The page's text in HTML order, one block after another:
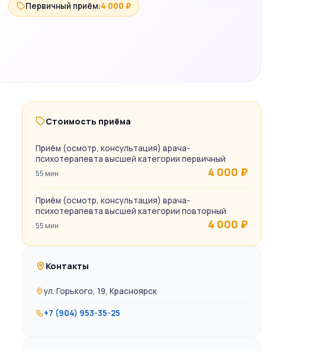
Первичный приём:4 000 ₽
Стоимость приёма
Приём (осмотр, консультация) врача-
психотерапевта высшей категории первичный
55 мин 4 000 ₽
Приём (осмотр, консультация) врача-
психотерапевта высшей категории повторный
55 мин 4 000 ₽
Контакты
ул. Горького, 19, Красноярск
+7 (904) 953-35-25